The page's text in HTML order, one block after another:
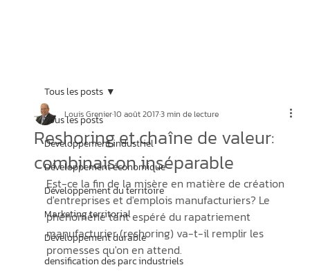
Tous les posts
Développement industriel
Développement économique
Développement du territoire
Marketing territorial
Développement durable
densification des parc industriels
Tous les posts
Reshoring et chaîne de valeur:
combinaison inséparable
Louis Grenier10 août 20173 min de lecture
Est-ce la fin de la misère en matière de création
d'entreprises et d'emplois manufacturiers? Le
phénomène tant espéré du rapatriement
manufacturier (reshoring) va-t-il remplir les
promesses qu'on en attend.